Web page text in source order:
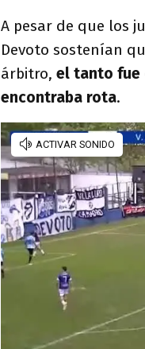
A pesar de que los
Devoto sostenían
árbitro, el tanto fue
encontraba rota.